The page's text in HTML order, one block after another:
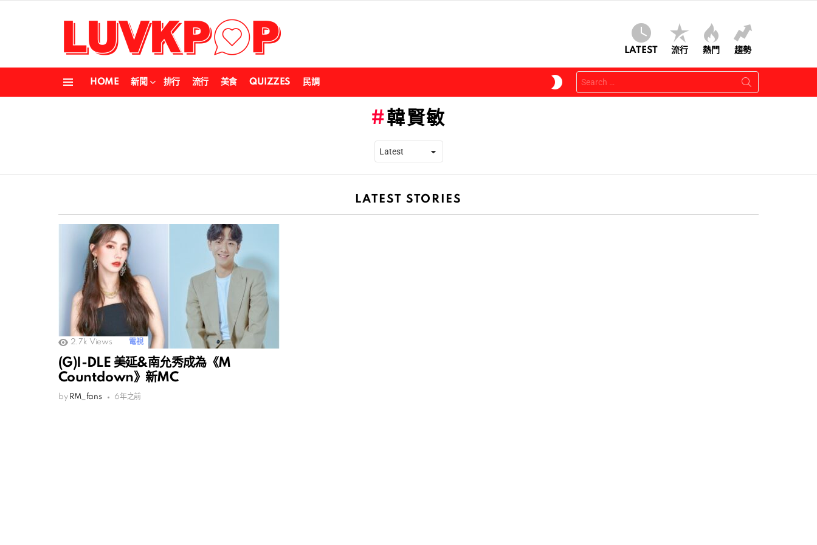
LATEST 流行 熱門 趨勢
HOME 新聞 排行 流行 美食 QUIZZES 民調
SKIN
Search
for:
韓賢敏
LATEST STORIES
2.7k Views 電視
(G)I-DLE 美延&南允秀成為《M
Countdown》新MC
by RM_fans 6年之前